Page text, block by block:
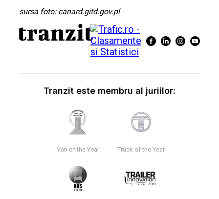
sursa foto: canard.gitd.gov.pl
Tranzit este membru al juriilor:
Van of the Year Truck of the Year